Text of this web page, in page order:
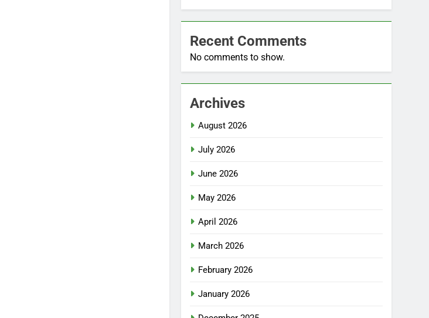
Recent Comments
No comments to show.
Archives
August 2026
July 2026
June 2026
May 2026
April 2026
March 2026
February 2026
January 2026